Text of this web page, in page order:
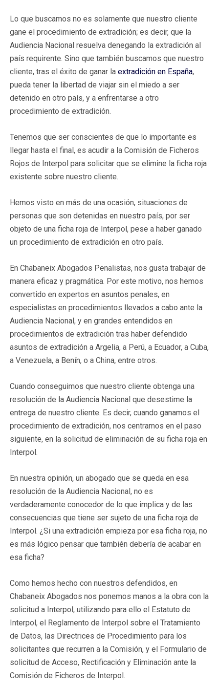
Lo que buscamos no es solamente que nuestro cliente
gane el procedimiento de extradición; es decir, que la
Audiencia Nacional resuelva denegando la extradición al
país requirente. Sino que también buscamos que nuestro
cliente, tras el éxito de ganar la extradición en España,
pueda tener la libertad de viajar sin el miedo a ser
detenido en otro país, y a enfrentarse a otro
procedimiento de extradición.
Tenemos que ser conscientes de que lo importante es
llegar hasta el final, es acudir a la Comisión de Ficheros
Rojos de Interpol para solicitar que se elimine la ficha roja
existente sobre nuestro cliente.
Hemos visto en más de una ocasión, situaciones de
personas que son detenidas en nuestro país, por ser
objeto de una ficha roja de Interpol, pese a haber ganado
un procedimiento de extradición en otro país.
En Chabaneix Abogados Penalistas, nos gusta trabajar de
manera eficaz y pragmática. Por este motivo, nos hemos
convertido en expertos en asuntos penales, en
especialistas en procedimientos llevados a cabo ante la
Audiencia Nacional, y en grandes entendidos en
procedimientos de extradición tras haber defendido
asuntos de extradición a Argelia, a Perú, a Ecuador, a Cuba,
a Venezuela, a Benín, o a China, entre otros.
Cuando conseguimos que nuestro cliente obtenga una
resolución de la Audiencia Nacional que desestime la
entrega de nuestro cliente. Es decir, cuando ganamos el
procedimiento de extradición, nos centramos en el paso
siguiente, en la solicitud de eliminación de su ficha roja en
Interpol.
En nuestra opinión, un abogado que se queda en esa
resolución de la Audiencia Nacional, no es
verdaderamente conocedor de lo que implica y de las
consecuencias que tiene ser sujeto de una ficha roja de
Interpol. ¿Si una extradición empieza por esa ficha roja, no
es más lógico pensar que también debería de acabar en
esa ficha?
Como hemos hecho con nuestros defendidos, en
Chabaneix Abogados nos ponemos manos a la obra con la
solicitud a Interpol, utilizando para ello el Estatuto de
Interpol, el Reglamento de Interpol sobre el Tratamiento
de Datos, las Directrices de Procedimiento para los
solicitantes que recurren a la Comisión, y el Formulario de
solicitud de Acceso, Rectificación y Eliminación ante la
Comisión de Ficheros de Interpol.